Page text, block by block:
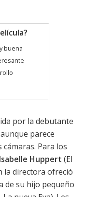
buena
por la debutante
parece
Para los
Isabelle Huppert (El
la directora ofreció
de su hijo pequeño